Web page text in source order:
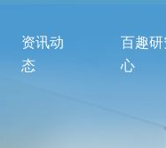
资讯动
态
百趣研
心